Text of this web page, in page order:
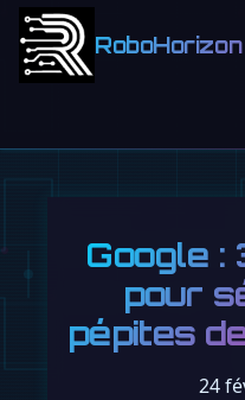
RoboHorizon
Google
pour
pépites
24